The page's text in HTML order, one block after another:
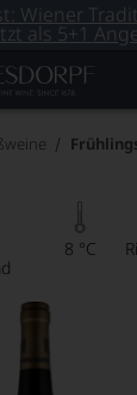
Wiener
als 5+1
8 °C